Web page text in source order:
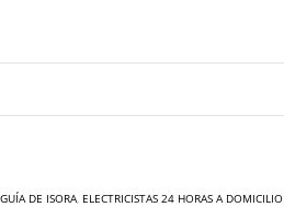
DE ISORA, ELECTRICISTAS 24 HORAS A